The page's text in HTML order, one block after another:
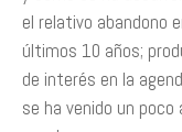
el relativo abandono
últimos 10 años;
de interés en la
se ha venido un poco